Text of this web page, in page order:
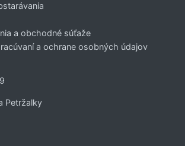
a obchodné súťaže
a ochrane osobných údajov
Petržalky